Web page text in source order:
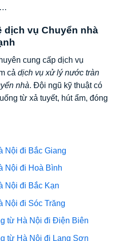
dịch vụ Chuyển nhà
cung cấp dịch vụ
cả dịch vụ xử lý nước tràn
nhà. Đội ngũ kỹ thuật có
từ xả tuyết, hút ẩm, đóng
Nội đi Bắc Giang
Nội đi Hoà Bình
Nội đi Bắc Kạn
Nội đi Sóc Trăng
từ Hà Nội đi Điện Biên
từ Hà Nội đi Lạng Sơn